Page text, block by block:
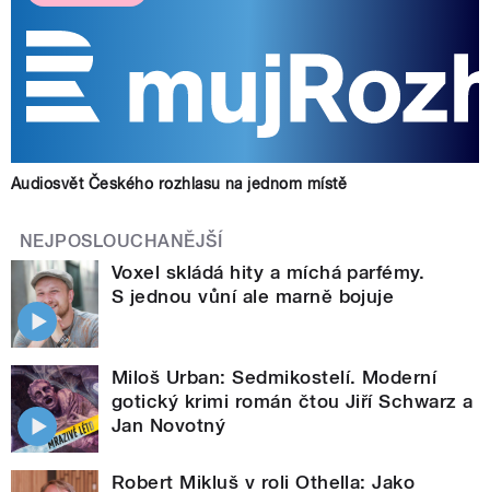
Audiosvět Českého rozhlasu na jednom místě
NEJPOSLOUCHANĚJŠÍ
Voxel skládá hity a míchá parfémy.
S jednou vůní ale marně bojuje
Miloš Urban: Sedmikostelí. Moderní
gotický krimi román čtou Jiří Schwarz a
Jan Novotný
Robert Mikluš v roli Othella: Jako